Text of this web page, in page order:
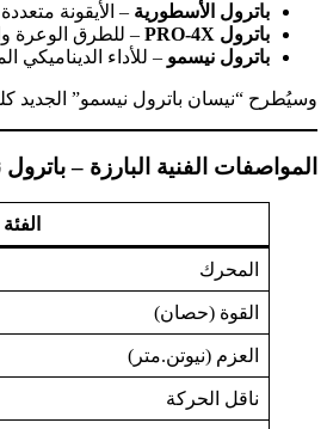
باترول الأسطورية – الأيقونة
باترول PRO-4X
– للطرق الوعرة
باترول نيسمو – للأداء
وسيُطرح “نيسان باترول نيسمو” الجديد
المواصفات الفنية البارزة – باترول
الفئة
المحرك
القوة (حصان)
العزم (نيوتن.متر)
ناقل الحركة